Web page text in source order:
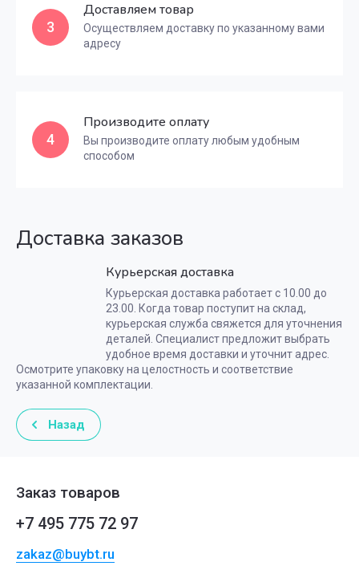
3
Доставляем товар
Осуществляем доставку по указанному вами
адресу
4
Производите оплату
Вы производите оплату любым удобным
способом
Доставка заказов
Курьерская доставка
Курьерская доставка работает с 10.00 до
23.00. Когда товар поступит на склад,
курьерская служба свяжется для уточнения
деталей. Специалист предложит выбрать
удобное время доставки и уточнит адрес.
Осмотрите упаковку на целостность и соответствие
указанной комплектации.
Назад
Заказ товаров
+7 495 775 72 97
zakaz@buybt.ru